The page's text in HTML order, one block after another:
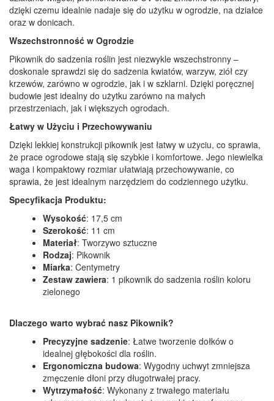
dzięki czemu idealnie nadaje się do użytku w ogrodzie, na działce
oraz w donicach.
Wszechstronność w Ogrodzie
Pikownik do sadzenia roślin jest niezwykle wszechstronny –
doskonale sprawdzi się do sadzenia kwiatów, warzyw, ziół czy
krzewów, zarówno w ogrodzie, jak i w szklarni. Dzięki poręcznej
budowie jest idealny do użytku zarówno na małych
przestrzeniach, jak i większych ogrodach.
Łatwy w Użyciu i Przechowywaniu
Dzięki lekkiej konstrukcji pikownik jest łatwy w użyciu, co sprawia,
że prace ogrodowe stają się szybkie i komfortowe. Jego niewielka
waga i kompaktowy rozmiar ułatwiają przechowywanie, co
sprawia, że jest idealnym narzędziem do codziennego użytku.
Specyfikacja Produktu:
Wysokość: 17,5 cm
Szerokość: 11 cm
Materiał: Tworzywo sztuczne
Rodzaj: Pikownik
Miarka: Centymetry
Zestaw zawiera: 1 pikownik do sadzenia roślin koloru
zielonego
Dlaczego warto wybrać nasz Pikownik?
Precyzyjne sadzenie: Łatwe tworzenie dołków o
idealnej głębokości dla roślin.
Ergonomiczna budowa: Wygodny uchwyt zmniejsza
zmęczenie dłoni przy długotrwałej pracy.
Wytrzymałość: Wykonany z trwałego materiału